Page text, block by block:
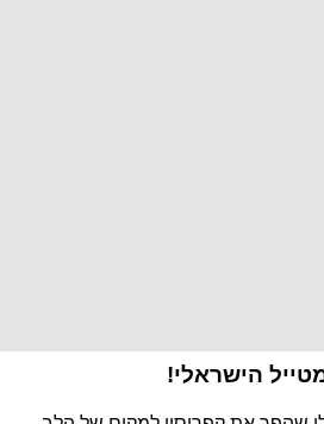
הישראלי!